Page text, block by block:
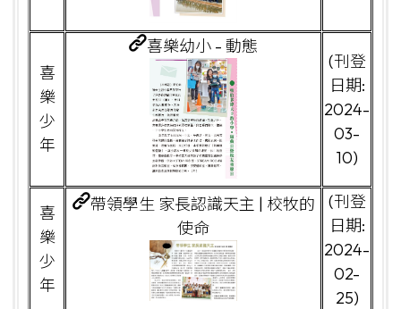
喜
樂
少
年
喜樂幼小 - 動態
(刊登
日期:
2024-
03-
10)
喜
樂
少
年
帶領學生 家長認識天主 | 校牧的
使命
(刊登
日期:
2024-
02-
25)